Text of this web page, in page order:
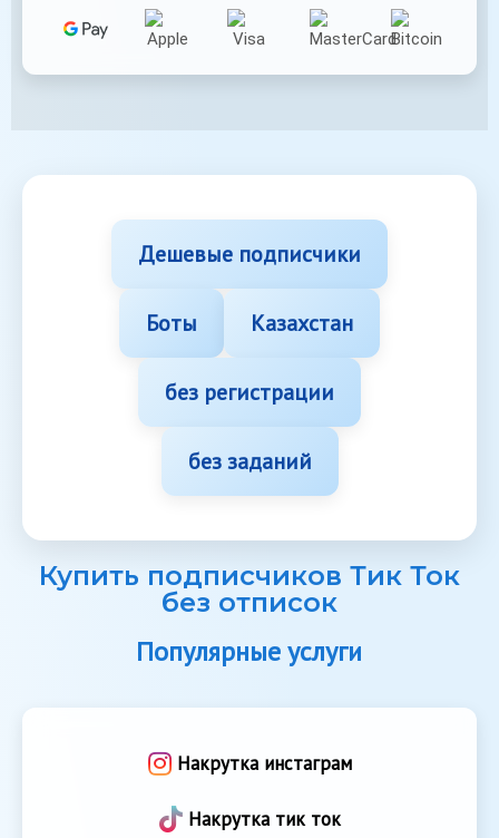
Дешевые подписчики
Боты Казахстан
без регистрации
без заданий
Купить подписчиков Тик Ток
без отписок
Популярные услуги
Накрутка инстаграм
Накрутка тик ток